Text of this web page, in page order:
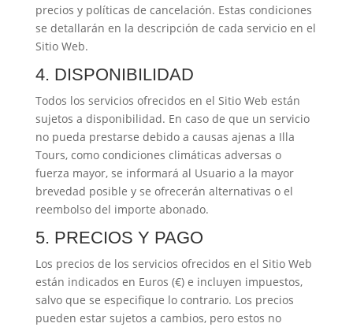
precios y políticas de cancelación. Estas condiciones
se detallarán en la descripción de cada servicio en el
Sitio Web.
4. DISPONIBILIDAD
Todos los servicios ofrecidos en el Sitio Web están
sujetos a disponibilidad. En caso de que un servicio
no pueda prestarse debido a causas ajenas a Illa
Tours, como condiciones climáticas adversas o
fuerza mayor, se informará al Usuario a la mayor
brevedad posible y se ofrecerán alternativas o el
reembolso del importe abonado.
5. PRECIOS Y PAGO
Los precios de los servicios ofrecidos en el Sitio Web
están indicados en Euros (€) e incluyen impuestos,
salvo que se especifique lo contrario. Los precios
pueden estar sujetos a cambios, pero estos no